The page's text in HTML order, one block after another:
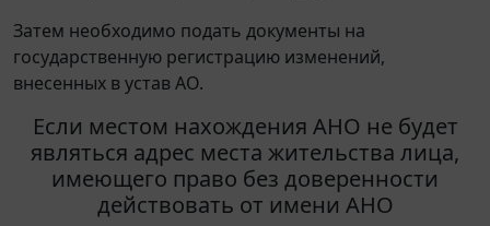
Затем необходимо подать документы на
государственную регистрацию изменений,
внесенных в устав АО.
Если местом нахождения АНО не будет
являться адрес места жительства лица,
имеющего право без доверенности
действовать от имени АНО